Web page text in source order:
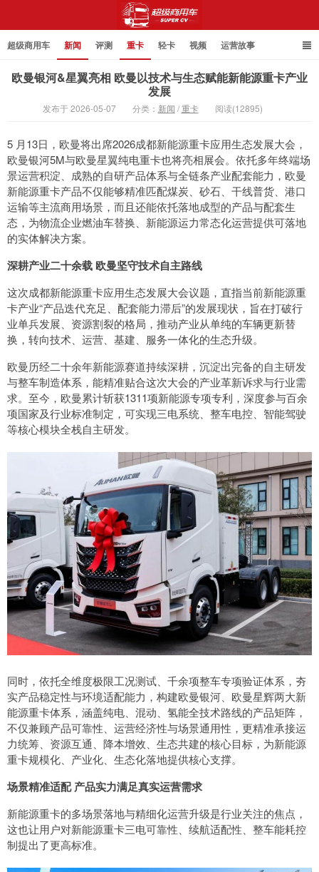
超级商用车
超级商用车 新闻 评测 重卡 轻卡 视频 运营故事
欧曼银河&星翼亮相 欧曼以技术与生态赋能新能源重卡产业
发展
发布于 2026-05-07 分类： 新闻 /重卡 阅读(12895)
5 月13日，欧曼将出席2026成都新能源重卡应用生态发展大会，
欧曼银河5M与欧曼星翼纯电重卡也将亮相展会。依托多年终端场
景运营积淀、成熟的自研产品体系与全链条产业配套能力，欧曼
新能源重卡产品不仅能够精准匹配煤炭、砂石、干线普货、港口
运输等主流商用场景，而且还能依托落地成型的产品与配套生
态，为物流企业燃油车替换、新能源运力常态化运营提供可落地
的实体解决方案。
深耕产业二十余载 欧曼坚守技术自主路线
这次成都新能源重卡应用生态发展大会议题，直指当前新能源重
卡产业“产品迭代充足、配套能力滞后”的发展现状，旨在打破行
业单兵发展、资源割裂的格局，推动产业从单纯的车辆更新替
换，转向技术、运营、基建、服务一体化的生态升级。
欧曼历经二十余年新能源赛道持续深耕，沉淀出完备的自主研发
与整车制造体系，能精准贴合这次大会的产业革新诉求与行业需
求。至今，欧曼累计斩获1311项新能源专项专利，深度参与百余
项国家及行业标准制定，可实现三电系统、整车电控、智能驾驶
等核心模块全栈自主研发。
同时，依托全维度极限工况测试、千余项整车专项验证体系，夯
实产品稳定性与环境适配能力，构建欧曼银河、欧曼星辉两大新
能源重卡体系，涵盖纯电、混动、氢能全技术路线的产品矩阵，
不仅兼顾产品可靠性、运营经济性与场景通用性，更精准承接运
力统筹、资源互通、降本增效、生态共建的核心目标，为新能源
重卡规模化、产业化、生态化落地提供核心支撑。
场景精准适配 产品实力满足真实运营需求
新能源重卡的多场景落地与精细化运营升级是行业关注的焦点，
这也让用户对新能源重卡三电可靠性、续航适配性、整车能耗控
制提出了更高标准。